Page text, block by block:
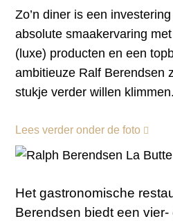
Zo’n diner is een
absolute smaakervaring
(luxe) producten en een
ambitieuze Ralf Berendsen
stukje verder willen klimmen.
Lees verder onder de foto
Het gastronomische
Berendsen biedt een